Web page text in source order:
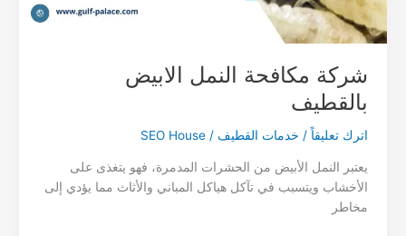
شركة مكافحة النمل الابيض
بالقطيف
اترك تعليقاً / خدمات القطيف /
SEO House
يعتبر النمل الأبيض من الحشرات المدمرة، فهو يتغذى على
الأخشاب ويتسبب في تآكل هياكل المباني والأثاث مما يؤدي إلى
مخاطر